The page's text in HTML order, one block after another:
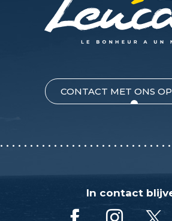
CONTACT MET ONS
In contact